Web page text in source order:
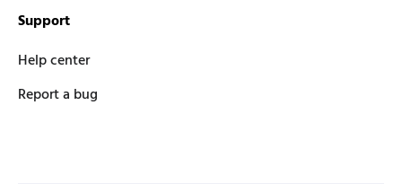
Support
Help center
Report a bug